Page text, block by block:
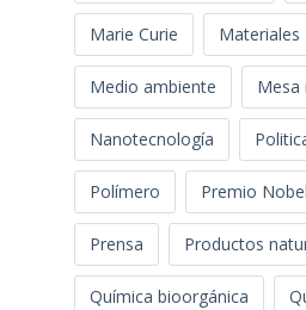
Marie Curie Materiales
Medio ambiente Mesa
Nanotecnología
Polímero Premio Nobel
Prensa Productos
Química bioorgánica